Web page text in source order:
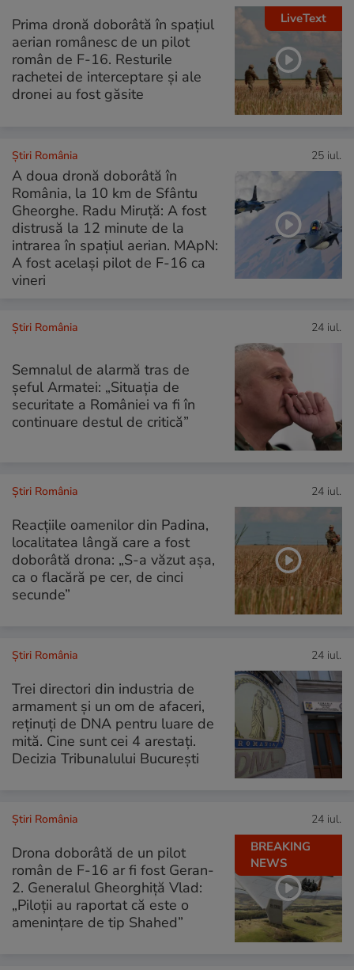
LiveText
Prima dronă doborâtă în spațiul
aerian românesc de un pilot
român de F-16. Resturile
rachetei de interceptare și ale
dronei au fost găsite
Știri România 25 iul.
A doua dronă doborâtă în
România, la 10 km de Sfântu
Gheorghe. Radu Miruță: A fost
distrusă la 12 minute de la
intrarea în spațiul aerian. MApN:
A fost același pilot de F-16 ca
vineri
Știri România 24 iul.
Semnalul de alarmă tras de
șeful Armatei: „Situația de
securitate a României va fi în
continuare destul de critică”
Știri România 24 iul.
Reacțiile oamenilor din Padina,
localitatea lângă care a fost
doborâtă drona: „S-a văzut așa,
ca o flacără pe cer, de cinci
secunde”
Știri România 24 iul.
Trei directori din industria de
armament și un om de afaceri,
reținuți de DNA pentru luare de
mită. Cine sunt cei 4 arestați.
Decizia Tribunalului București
BREAKING
NEWS
Știri România 24 iul.
Drona doborâtă de un pilot
român de F-16 ar fi fost Geran-
2. Generalul Gheorghiță Vlad:
„Piloții au raportat că este o
amenințare de tip Shahed”